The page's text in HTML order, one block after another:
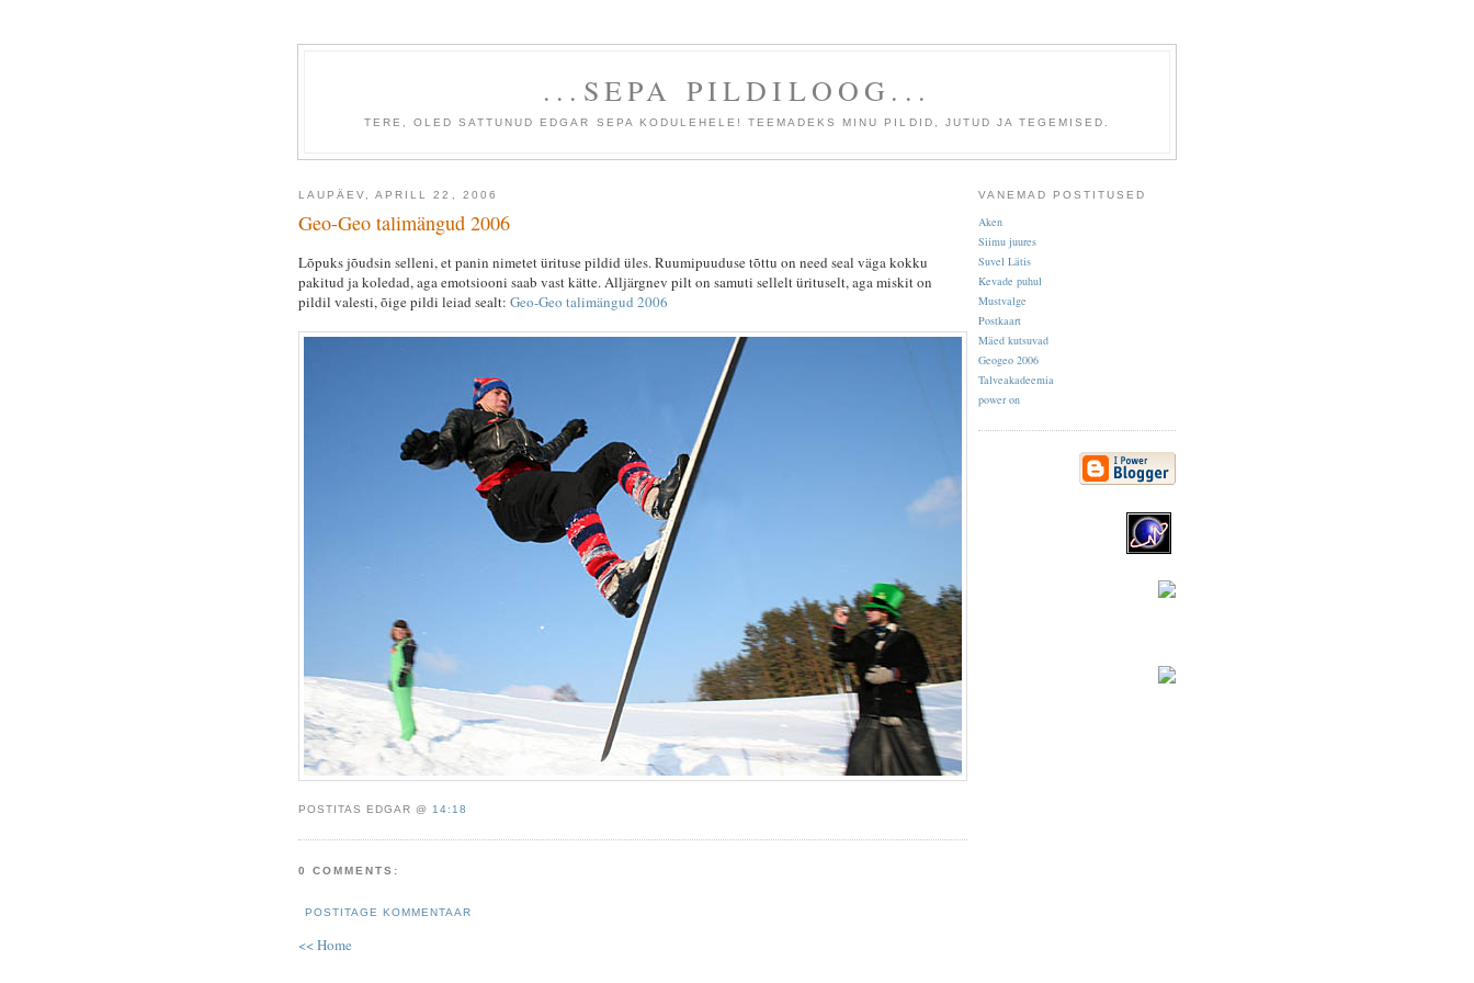
...SEPA PILDILOOG...
TERE, OLED SATTUNUD EDGAR SEPA KODULEHELE! TEEMADEKS MINU PILDID, JUTUD JA TEGEMISED.
LAUPÄEV, APRILL 22, 2006
Geo-Geo talimängud 2006
Lõpuks jõudsin selleni, et panin nimetet ürituse pildid üles. Ruumipuuduse tõttu on need seal väga kokku
pakitud ja koledad, aga emotsiooni saab vast kätte. Alljärgnev pilt on samuti sellelt ürituselt, aga miskit on
pildil valesti, õige pildi leiad sealt: Geo-Geo talimängud 2006
POSTITAS EDGAR @ 14:18
0 COMMENTS:
POSTITAGE KOMMENTAAR
<< Home
VANEMAD POSTITUSED
Aken
Siimu juures
Suvel Lätis
Kevade puhul
Mustvalge
Postkaart
Mäed kutsuvad
Geogeo 2006
Talveakadeemia
power on